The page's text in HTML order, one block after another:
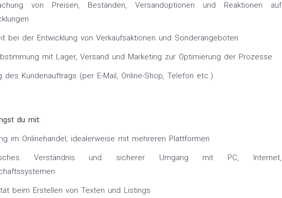
von Preisen, Beständen, Versandoptionen und Reaktionen auf
bei der Entwicklung von Verkaufsaktionen und Sonderangeboten
mit Lager, Versand und Marketing zur Optimierung der Prozesse
des Kundenauftrags (per E-Mail, Online-Shop, Telefon etc.)
du mit:
im Onlinehandel, idealerweise mit mehreren Plattformen
Verständnis und sicherer Umgang mit PC, Internet,
beim Erstellen von Texten und Listings